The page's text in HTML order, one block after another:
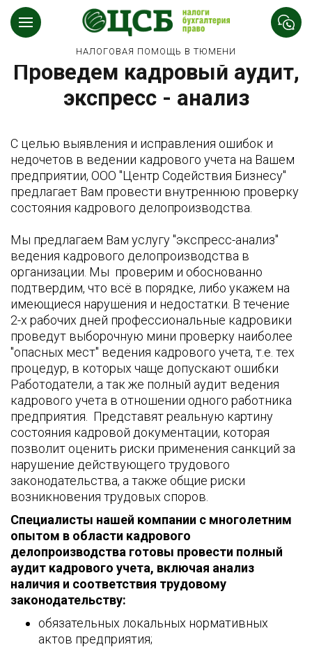
НАЛОГОВАЯ ПОМОЩЬ В ТЮМЕНИ
Проведем кадровый аудит,
экспресс - анализ
С целью выявления и исправления ошибок и
недочетов в ведении кадрового учета на Вашем
предприятии, ООО "Центр Содействия Бизнесу"
предлагает Вам провести внутреннюю проверку
состояния кадрового делопроизводства.
Мы предлагаем Вам услугу "экспресс-анализ"
ведения кадрового делопроизводства в
организации. Мы проверим и обоснованно
подтвердим, что всё в порядке, либо укажем на
имеющиеся нарушения и недостатки. В течение
2-х рабочих дней профессиональные кадровики
проведут выборочную мини проверку наиболее
"опасных мест" ведения кадрового учета, т.е. тех
процедур, в которых чаще допускают ошибки
Работодатели, а так же полный аудит ведения
кадрового учета в отношении одного работника
предприятия. Представят реальную картину
состояния кадровой документации, которая
позволит оценить риски применения санкций за
нарушение действующего трудового
законодательства, а также общие риски
возникновения трудовых споров.
Специалисты нашей компании с многолетним
опытом в области кадрового
делопроизводства готовы провести полный
аудит кадрового учета, включая анализ
наличия и соответствия трудовому
законодательству:
обязательных локальных нормативных
актов предприятия;